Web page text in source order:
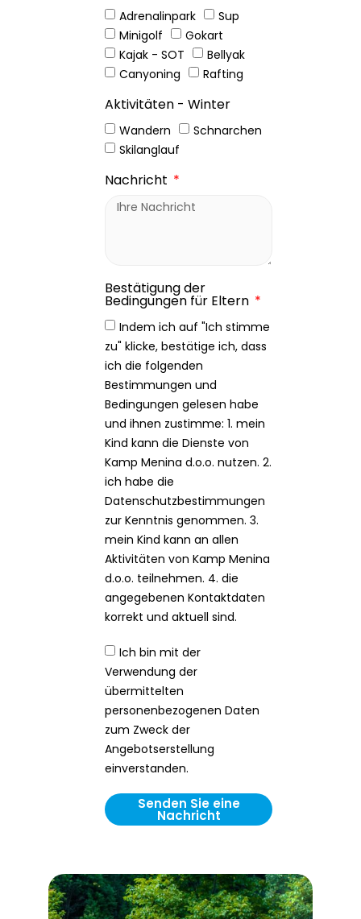
Adrenalinpark
Sup
Minigolf
Gokart
Kajak - SOT
Bellyak
Canyoning
Rafting
Aktivitäten - Winter
Wandern
Schnarchen
Skilanglauf
Nachricht
Bestätigung der
Bedingungen für Eltern
Indem ich auf "Ich stimme
zu" klicke, bestätige ich, dass
ich die folgenden
Bestimmungen und
Bedingungen gelesen habe
und ihnen zustimme: 1. mein
Kind kann die Dienste von
Kamp Menina d.o.o. nutzen. 2.
ich habe die
Datenschutzbestimmungen
zur Kenntnis genommen. 3.
mein Kind kann an allen
Aktivitäten von Kamp Menina
d.o.o. teilnehmen. 4. die
angegebenen Kontaktdaten
korrekt und aktuell sind.
Ich bin mit der
Verwendung der
übermittelten
personenbezogenen Daten
zum Zweck der
Angebotserstellung
einverstanden.
Senden Sie eine
Nachricht